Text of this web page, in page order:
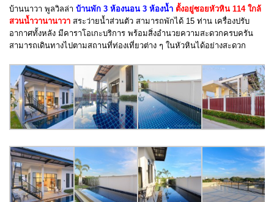
บ้านนาวา พูลวิลล่า บ้านพัก 3 ห้องนอน 3 ห้องน้ำ ตั้งอยู่ซอยหัวหิน 114 ใกล้
สวนน้ำวานานาวา สระว่ายน้ำส่วนตัว สามารถพักได้ 15 ท่าน เครื่องปรับ
อากาศทั้งหลัง มีคาราโอเกะบริการ พร้อมสิ่งอำนวยความสะดวกครบครัน
สามารถเดินทางไปตามสถานที่ท่องเที่ยวต่าง ๆ ในหัวหินได้อย่างสะดวก